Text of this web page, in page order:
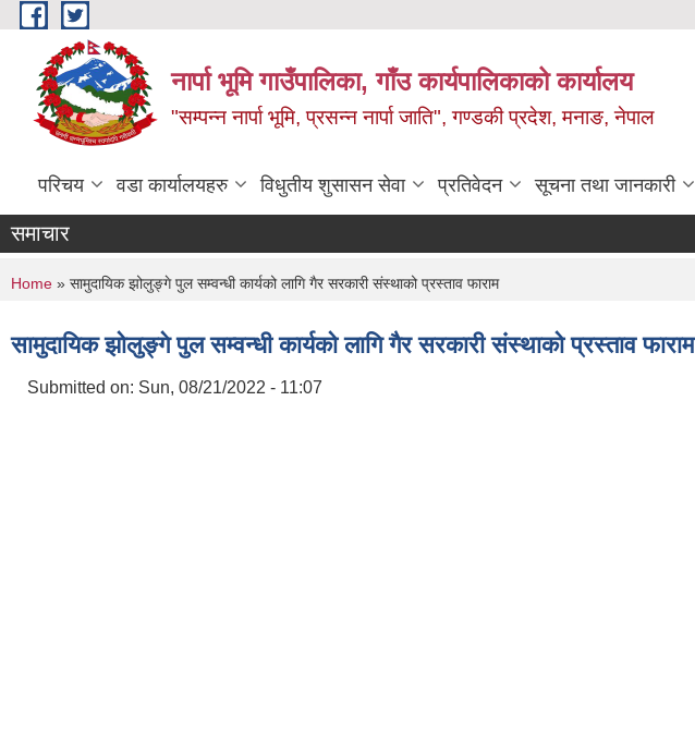
Skip to main content
नार्पा भूमि गाउँपालिका, गाँउ कार्यपालिकाको कार्यालय
"सम्पन्न नार्पा भूमि, प्रसन्न नार्पा जाति", गण्डकी प्रदेश, मनाङ, नेपाल
परिचय वडा कार्यालयहरु विधुतीय शुसासन सेवा प्रतिवेदन सूचना तथा जानकारी
समाचार
You are here
Home » सामुदायिक झोलुङ्गे पुल सम्वन्धी कार्यको लागि गैर सरकारी संस्थाको प्रस्ताव फाराम
सामुदायिक झोलुङ्गे पुल सम्वन्धी कार्यको लागि गैर सरकारी संस्थाको प्रस्ताव फाराम
Submitted on: Sun, 08/21/2022 - 11:07